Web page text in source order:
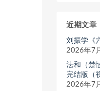
近期文章
刘振学《
2026年7
法和（楚
完结版（
2026年7